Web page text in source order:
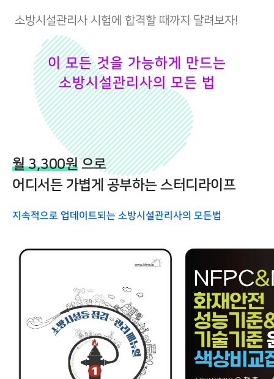
소방시설관리사 시험에 합격할 때까지 달려보자!
이 모든 것을 가능하게 만드는
소방시설관리사의 모든 법
월 3,300원으로
어디서든 가볍게 공부하는 스터디라이프
지속적으로 업데이트되는 소방시설관리사의 모든법